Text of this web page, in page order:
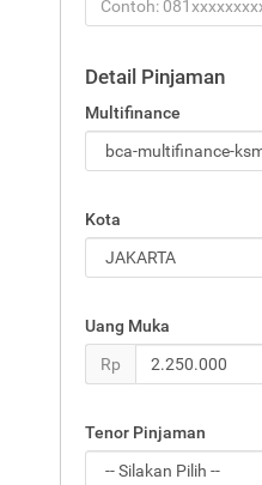
Detail Pinjaman
Multifinance
Kota
Uang Muka
Rp
Tenor Pinjaman